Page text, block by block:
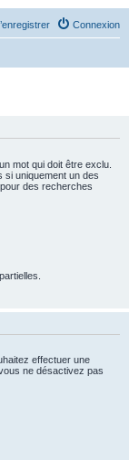
Connexion
mot qui doit être exclu.
si uniquement un des
des recherches
effectuer une
ne désactivez pas